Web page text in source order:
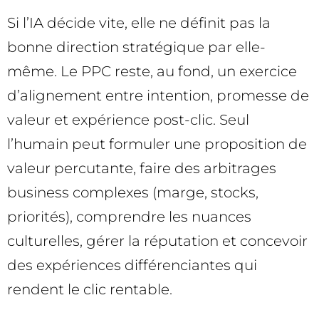
Si l’IA décide vite, elle ne définit pas la
bonne direction stratégique par elle-
même. Le PPC reste, au fond, un exercice
d’alignement entre intention, promesse de
valeur et expérience post-clic. Seul
l’humain peut formuler une proposition de
valeur percutante, faire des arbitrages
business complexes (marge, stocks,
priorités), comprendre les nuances
culturelles, gérer la réputation et concevoir
des expériences différenciantes qui
rendent le clic rentable.